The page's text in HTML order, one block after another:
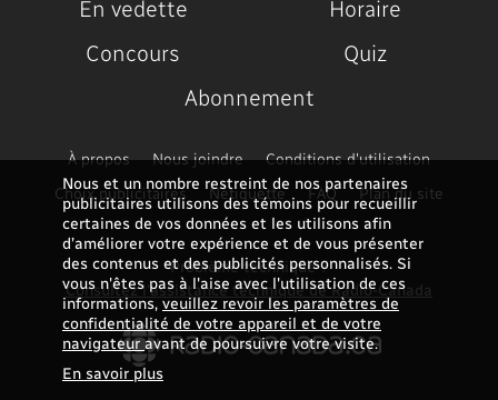
Nous et un nombre restreint de nos partenaires
publicitaires utilisons des témoins pour recueillir
certaines de vos données et les utilisons afin
d’améliorer votre expérience et de vous présenter
des contenus et des publicités personnalisés. Si
vous n'êtes pas à l'aise avec l'utilisation de ces
informations,veuillez revoir les paramètres de
confidentialité de votre appareil et de votre
navigateuravant de poursuivre votre visite.
En savoir plus
En vedette
Horaire
Concours
Quiz
Abonnement
À propos Nous joindre
Conditions d'utilisation
Choix publicitaires
Nétiquette FAQ Plan du site
Problème technique ?
Consultez l'assistance technique de Radio-Canada